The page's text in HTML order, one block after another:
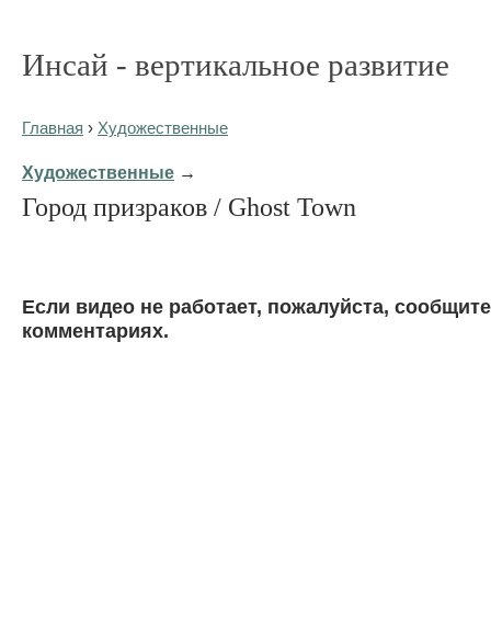
Инсай - вертикальное развитие
Главная › Художественные
Художественные →
Город призраков / Ghost Town
Eсли видео не работает, пожалуйста,
комментариях.